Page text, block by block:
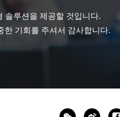
솔루션을 제공할 것입니다.
한 기회를 주셔서 감사합니다.